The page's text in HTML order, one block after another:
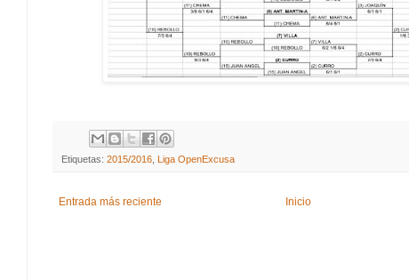
Etiquetas: 2015/2016 Liga OpenExcusa
Entrada más reciente Inicio